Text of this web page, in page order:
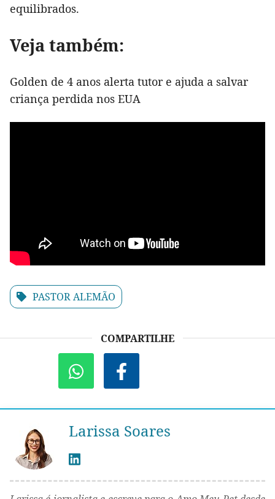
equilibrados.
Veja também:
Golden de 4 anos alerta tutor e ajuda a salvar
criança perdida nos EUA
PASTOR ALEMÃO
COMPARTILHE
Larissa Soares